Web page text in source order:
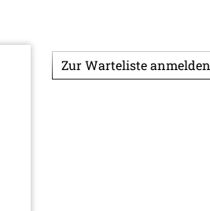
Zur Warteliste anmelden